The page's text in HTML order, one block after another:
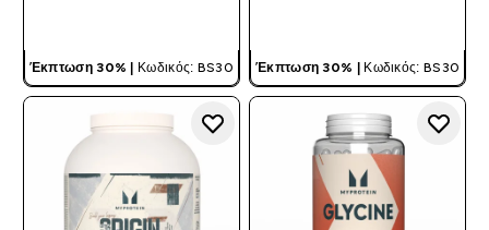
Έκπτωση 30% | Κωδικός: BS30 Έκπτωση 30% | Κωδικός: BS30